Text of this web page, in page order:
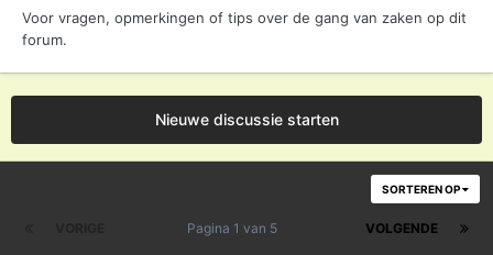
Voor vragen, opmerkingen of tips over de gang van zaken op dit
forum.
Nieuwe discussie starten
SORTEREN OP
VOLGENDE
Pagina 1 van 5